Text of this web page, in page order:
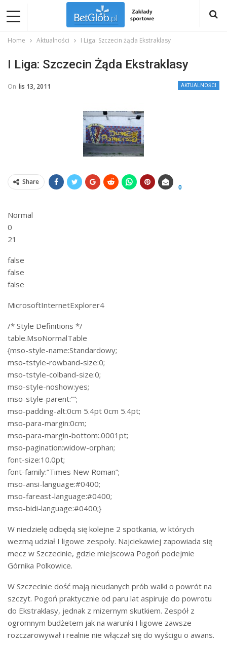
Home Aktualności I Liga: Szczecin żąda Ekstraklasy
I Liga: Szczecin Żąda Ekstraklasy
AKTUALNOŚCI
On lis 13, 2011
Share
0
Normal
0
21
false
false
false
MicrosoftInternetExplorer4
/* Style Definitions */
table.MsoNormalTable
{mso-style-name:Standardowy;
mso-tstyle-rowband-size:0;
mso-tstyle-colband-size:0;
mso-style-noshow:yes;
mso-style-parent:””;
mso-padding-alt:0cm 5.4pt 0cm 5.4pt;
mso-para-margin:0cm;
mso-para-margin-bottom:.0001pt;
mso-pagination:widow-orphan;
font-size:10.0pt;
font-family:”Times New Roman”;
mso-ansi-language:#0400;
mso-fareast-language:#0400;
mso-bidi-language:#0400;}
W niedzielę odbędą się kolejne 2 spotkania, w których
wezmą udział I ligowe zespoły. Najciekawiej zapowiada się
mecz w Szczecinie, gdzie miejscowa Pogoń podejmie
Górnika Polkowice.
W Szczecinie dość mają nieudanych prób walki o powrót na
szczyt. Pogoń praktycznie od paru lat aspiruje do powrotu
do Ekstraklasy, jednak z mizernym skutkiem. Zespół z
ogromnym budżetem jak na warunki I ligowe zawsze
rozczarowywał i realnie nie włączał się do wyścigu o awans.